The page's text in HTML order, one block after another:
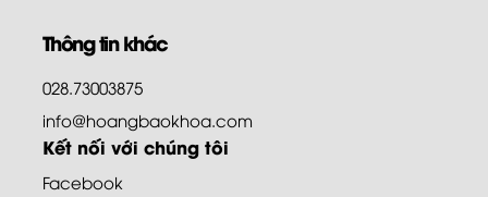
Thông tin khác
028.73003875
info@hoangbaokhoa.com
Kết nối với chúng tôi
Facebook